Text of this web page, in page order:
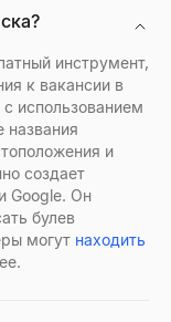
пользователей
адрес профиля
инструмент,
к вакансии в
использованием
названия
и
создает
Google. Он
булев
могут находить